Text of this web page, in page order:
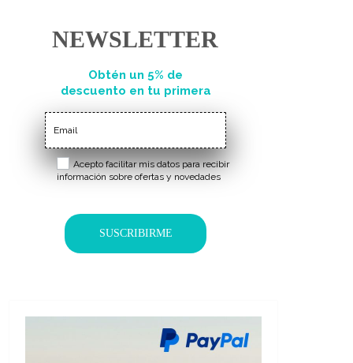
Obtén un 5% de
descuento en tu primera
NEWSLETTER
SUSCRIBIRME
Acepto facilitar mis datos para recibir
información sobre ofertas y novedades